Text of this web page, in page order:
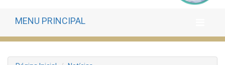
MENU PRINCIPAL